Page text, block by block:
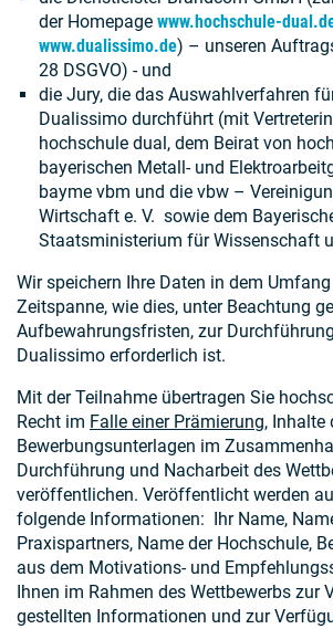
der Homepage www.hochschule-
www.dualissimo.de) – unseren
28 DSGVO) - und
die Jury, die das Auswahlverfahren
Dualissimo durchführt (mit
hochschule dual, dem Beirat von
bayerischen Metall- und
bayme vbm und die vbw –
Wirtschaft e. V. sowie dem
Staatsministerium für Wissenschaft
Wir speichern Ihre Daten in dem
Zeitspanne, wie dies, unter Beachtung
Aufbewahrungsfristen, zur
Dualissimo erforderlich ist.
Mit der Teilnahme übertragen Sie
Recht im Falle einer Prämierung, Inhalte
Bewerbungsunterlagen im
Durchführung und Nacharbeit des
veröffentlichen. Veröffentlicht werden
folgende Informationen: Ihr Name,
Praxispartners, Name der Hochschule,
aus dem Motivations- und
Ihnen im Rahmen des Wettbewerbs zur
gestellten Informationen und zur